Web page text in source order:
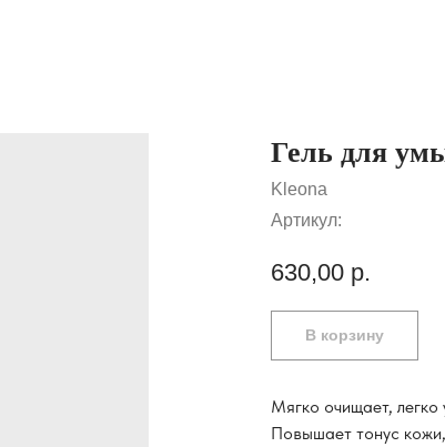
Гель для
Kleona
Артикул:
630,00 р.
В корзину
Мягко очищает, легко
Повышает тонус кожи,